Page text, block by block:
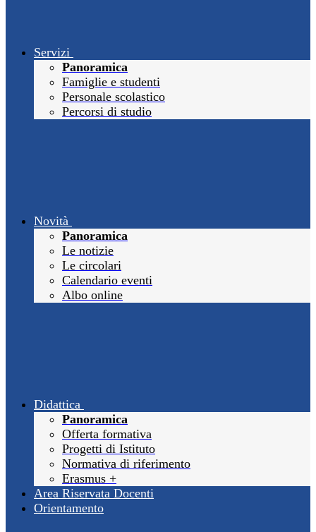
Servizi
Panoramica
Famiglie e studenti
Personale scolastico
Percorsi di studio
Novità
Panoramica
Le notizie
Le circolari
Calendario eventi
Albo online
Didattica
Panoramica
Offerta formativa
Progetti di Istituto
Normativa di riferimento
Erasmus +
Area Riservata Docenti
Orientamento